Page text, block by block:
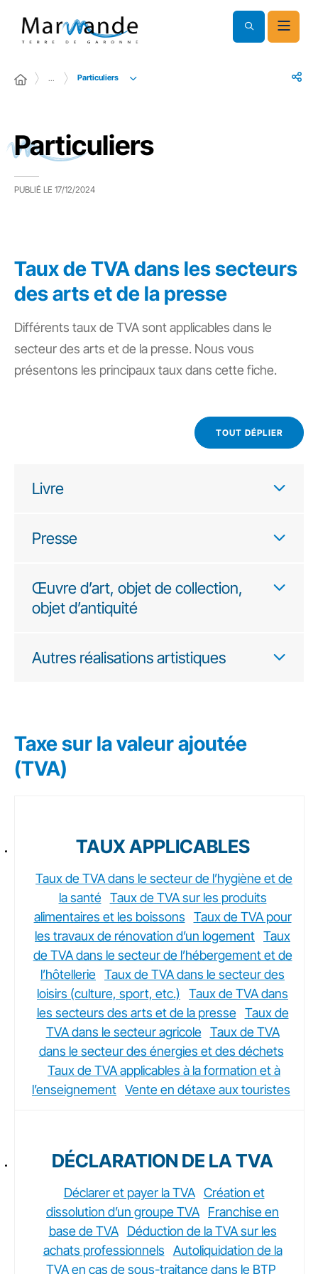
… Particuliers
Particuliers
PUBLIÉ LE 17/12/2024
Taux de TVA dans les secteurs
des arts et de la presse
Différents taux de TVA sont applicables dans le
secteur des arts et de la presse. Nous vous
présentons les principaux taux dans cette fiche.
TOUT DÉPLIER
Livre
Presse
Œuvre d’art, objet de collection,
objet d’antiquité
Autres réalisations artistiques
Taxe sur la valeur ajoutée
(TVA)
TAUX APPLICABLES
Taux de TVA dans le secteur de l’hygiène et de
la santé Taux de TVA sur les produits
alimentaires et les boissons
Taux de TVA pour
les travaux de rénovation d’un logement Taux
de TVA dans le secteur de l’hébergement et de
l’hôtellerie Taux de TVA dans le secteur des
loisirs (culture, sport, etc.)
Taux de TVA dans
les secteurs des arts et de la presse Taux de
TVA dans le secteur agricole Taux de TVA
dans le secteur des énergies et des déchets
Taux de TVA applicables à la formation et à
l’enseignement Vente en détaxe aux touristes
DÉCLARATION DE LA TVA
Déclarer et payer la TVA Création et
dissolution d’un groupe TVA
Franchise en
base de TVA
Déduction de la TVA sur les
achats professionnels
Autoliquidation de la
TVA en cas de sous-traitance dans le BTP